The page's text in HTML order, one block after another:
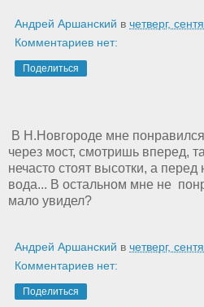
Андрей Аршанский в четверг,
Комментариев нет:
Поделиться
В Н.Новгороде мне
через мост, смотришь вперед,
нечасто стоят высотки, а
вода... В остальном мне не
мало увидел?
Андрей Аршанский в четверг,
Комментариев нет:
Поделиться